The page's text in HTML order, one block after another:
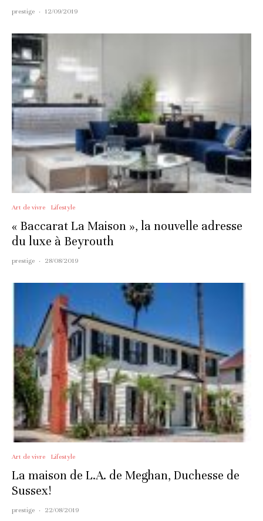
prestige · 12/09/2019
Art de vivre Lifestyle
« Baccarat La Maison », la nouvelle adresse
du luxe à Beyrouth
prestige · 28/08/2019
Art de vivre Lifestyle
La maison de L.A. de Meghan, Duchesse de
Sussex!
prestige · 22/08/2019